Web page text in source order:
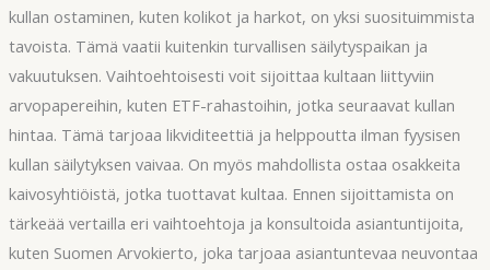
kullan ostaminen, kuten kolikot ja harkot, on yksi suosituimmista
tavoista. Tämä vaatii kuitenkin turvallisen säilytyspaikan ja
vakuutuksen. Vaihtoehtoisesti voit sijoittaa kultaan liittyviin
arvopapereihin, kuten ETF-rahastoihin, jotka seuraavat kullan
hintaa. Tämä tarjoaa likviditeettiä ja helppoutta ilman fyysisen
kullan säilytyksen vaivaa. On myös mahdollista ostaa osakkeita
kaivosyhtiöistä, jotka tuottavat kultaa. Ennen sijoittamista on
tärkeää vertailla eri vaihtoehtoja ja konsultoida asiantuntijoita,
kuten Suomen Arvokierto, joka tarjoaa asiantuntevaa neuvontaa